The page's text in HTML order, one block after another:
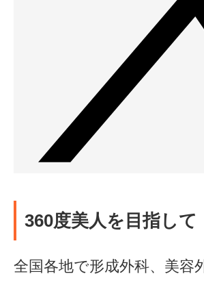
360度美人を目指して
全国各地で形成外科、美容